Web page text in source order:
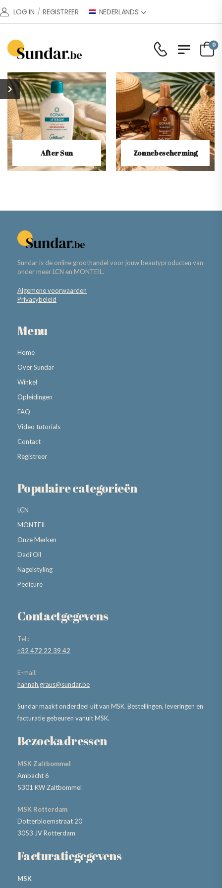
LOG IN / REGISTREER NEDERLANDS
0
After Sun Zonnebescherming
Sundar is de online groothandel voor jouw beautyproducten van
onder meer LCN en MONTEIL.
Algemene voorwaarden
Privacybeleid
Menu
Home
Over Sundar
Winkel
Opleidingen
FAQ
Video tutorials
Contact
Registreer
Populaire categorieën
LCN
MONTEIL
Onze Merken
Dadi’Oil
Nagelstyling
Pedicure
Contactgegevens
Tel.:
+32 472 22 39 42
E-mail:
hannah.graus@sundar.be
Sundar maakt onderdeel uit van MSK. Bestellingen, leveringen en
facturatie gebeuren vanuit MSK.
Bezoekadressen
MSK Zaltbommel
Ambacht 6
5301 KW Zaltbommel
MSK Rotterdam
Dotterbloemstraat 20
3053 JV Rotterdam
Facturatiegegevens
MSK